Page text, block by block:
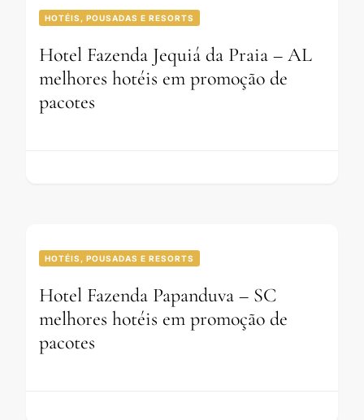
HOTÉIS, POUSADAS E RESORTS
Hotel Fazenda Jequiá da Praia – AL
melhores hotéis em promoção de
pacotes
HOTÉIS, POUSADAS E RESORTS
Hotel Fazenda Papanduva – SC
melhores hotéis em promoção de
pacotes